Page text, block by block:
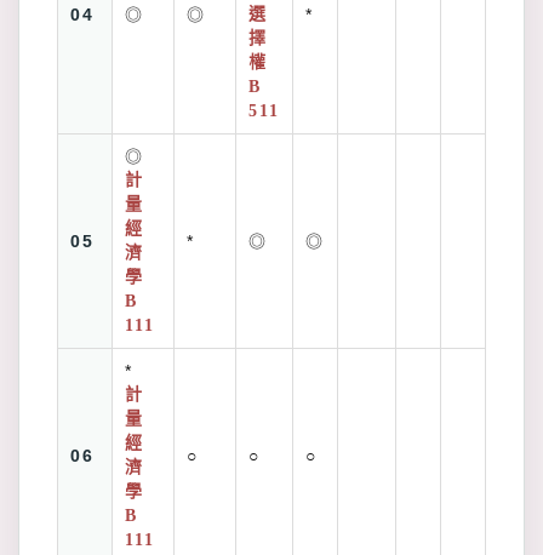
04 ◎ ◎
選
擇
權
B
511
*
05
◎
計
量
經
濟
學
B
111
* ◎ ◎
06
*
計
量
經
濟
學
B
111
○ ○ ○